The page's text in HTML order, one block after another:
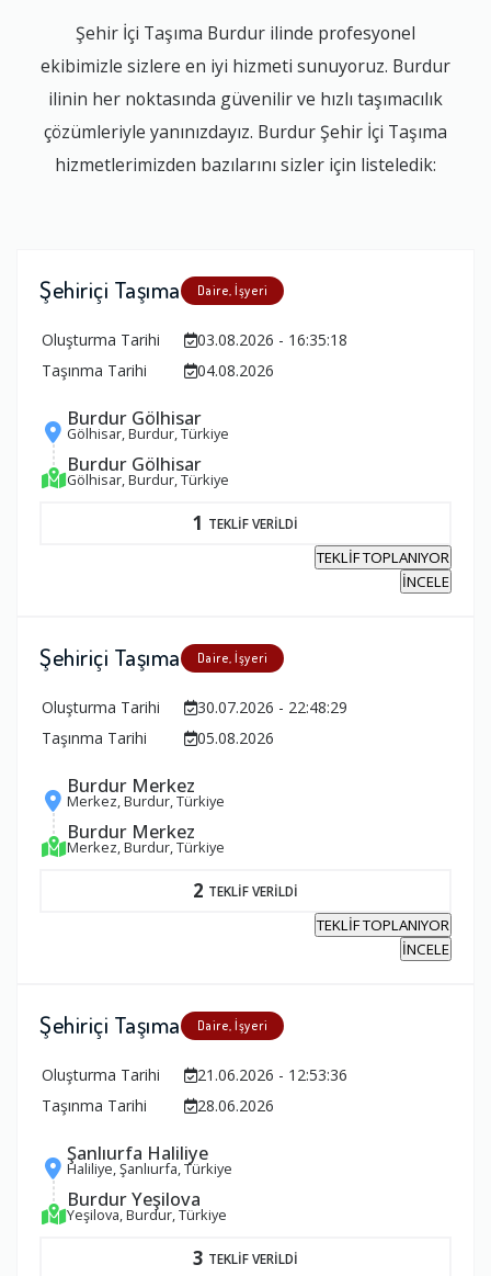
Şehir İçi Taşıma Burdur ilinde profesyonel
ekibimizle sizlere en iyi hizmeti sunuyoruz. Burdur
ilinin her noktasında güvenilir ve hızlı taşımacılık
çözümleriyle yanınızdayız. Burdur Şehir İçi Taşıma
hizmetlerimizden bazılarını sizler için listeledik:
Şehiriçi Taşıma Daire, İşyeri
Oluşturma Tarihi
03.08.2026 - 16:35:18
Taşınma Tarihi
04.08.2026
Burdur Gölhisar
Gölhisar, Burdur, Türkiye
Burdur Gölhisar
Gölhisar, Burdur, Türkiye
1 TEKLİF VERİLDİ
TEKLİF TOPLANIYOR
İNCELE
Şehiriçi Taşıma Daire, İşyeri
Oluşturma Tarihi
30.07.2026 - 22:48:29
Taşınma Tarihi
05.08.2026
Burdur Merkez
Merkez, Burdur, Türkiye
Burdur Merkez
Merkez, Burdur, Türkiye
2 TEKLİF VERİLDİ
TEKLİF TOPLANIYOR
İNCELE
Şehiriçi Taşıma Daire, İşyeri
Oluşturma Tarihi
21.06.2026 - 12:53:36
Taşınma Tarihi
28.06.2026
Şanlıurfa Haliliye
Haliliye, Şanlıurfa, Türkiye
Burdur Yeşilova
Yeşilova, Burdur, Türkiye
3 TEKLİF VERİLDİ